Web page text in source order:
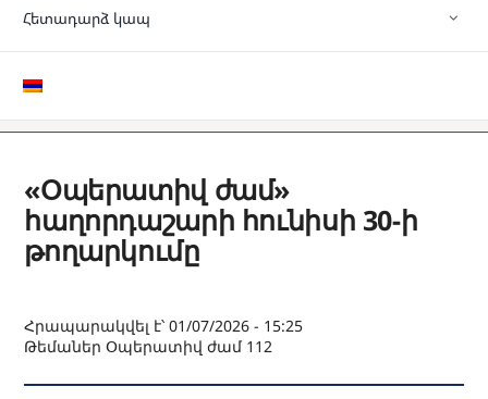
Հետադարձ կապ
«Օպերատիվ ժամ»
հաղորդաշարի հունիսի 30-ի
թողարկումը
Հրապարակվել է՝ 01/07/2026 - 15:25
ԹեմաներՕպերատիվ ժամ 112